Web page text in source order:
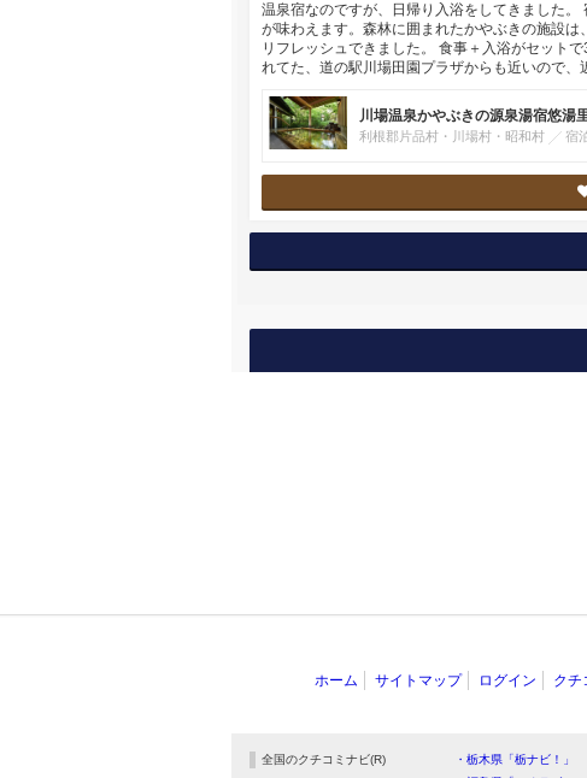
温泉宿なのですが、日帰り入浴をしてきました
が味わえます。森林に囲まれたかやぶきの施設
リフレッシュできました。 食事＋入浴がセット
れてた、道の駅川場田園プラザからも近いので、
川場温泉かやぶきの源泉湯宿悠湯
利根郡片品村・川場村・昭和村 宿
ホーム サイトマップ ログイン クチ
全国のクチコミナビ(R) ・栃木県「栃ナビ！」